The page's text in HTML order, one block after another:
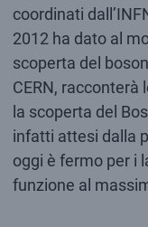
coordinati
2012 ha dato al
scoperta del
CERN,
la scoperta del
infatti attesi dalla
oggi è fermo per i
funzione al